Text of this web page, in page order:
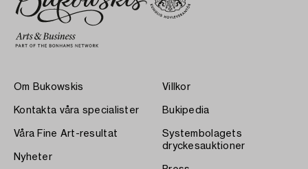
Om Bukowskis
Kontakta våra specialister
Våra Fine Art-resultat
Nyheter
Villkor
Bukipedia
Systembolagets
dryckesauktioner